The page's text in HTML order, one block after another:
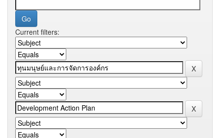
Current filters: